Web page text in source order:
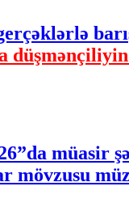
düşmənçiliyin
müasir
mövzusu